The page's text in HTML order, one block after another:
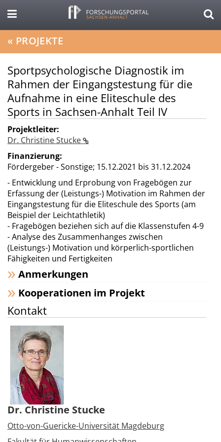
« PROJEKTE
Sportpsychologische Diagnostik im
Rahmen der Eingangstestung für die
Aufnahme in eine Eliteschule des
Sports in Sachsen-Anhalt Teil IV
Projektleiter:
Dr. Christine Stucke
Finanzierung:
Fördergeber - Sonstige; 15.12.2021 bis 31.12.2024
- Entwicklung und Erprobung von Fragebögen zur
Erfassung der (Leistungs-) Motivation im Rahmen der
Eingangstestung für die Eliteschule des Sports (am
Beispiel der Leichtathletik)
- Fragebögen beziehen sich auf die Klassenstufen 4-9
- Analyse des Zusammenhanges zwischen
(Leistungs-) Motivation und körperlich-sportlichen
Fähigkeiten und Fertigkeiten
Anmerkungen
Kooperationen im Projekt
Kontakt
Dr. Christine Stucke
Otto-von-Guericke-Universität Magdeburg